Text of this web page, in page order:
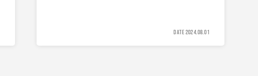
DATE 2024.08.01